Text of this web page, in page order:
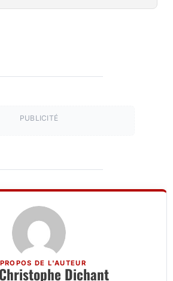
PUBLICITÉ
DE L'AUTEUR
Dichant